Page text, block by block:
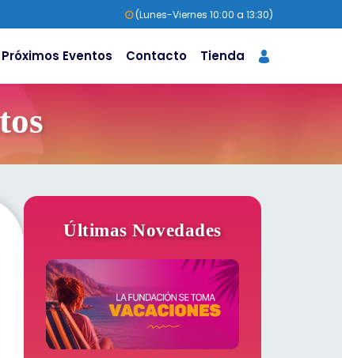
(Lunes-Viernes 10:00 a 13:30)
Próximos Eventos Contacto Tienda
Últimas Novedades